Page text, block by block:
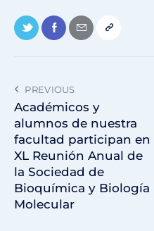
PREVIOUS
Académicos y
alumnos de nuestra
facultad participan en
XL Reunión Anual de
la Sociedad de
Bioquímica y Biología
Molecular